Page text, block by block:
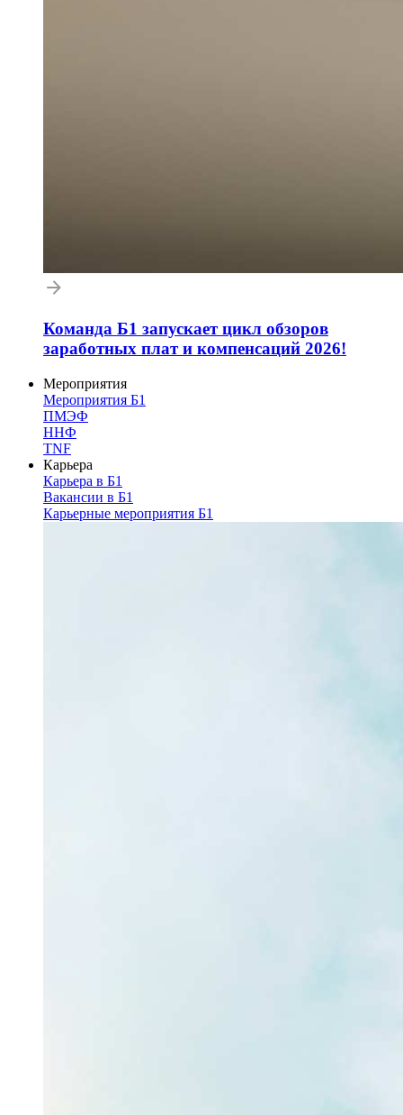
Команда Б1 запускает цикл обзоров
заработных плат и компенсаций 2026!
Мероприятия
Мероприятия Б1
ПМЭФ
ННФ
TNF
Карьера
Карьера в Б1
Вакансии в Б1
Карьерные мероприятия Б1